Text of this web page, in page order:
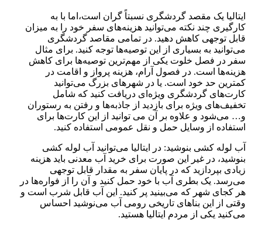
ایتالیا یک مقصد گردشگری نسبتاً گران است،اما با به
کارگیری چند نکته می‌توانید هزینه‌های سفر خود را به میزان
قابل توجهی کاهش دهید. در تمامی مقاصد گردشگری
می‌توانید به بسیاری از این توصیه‌ها توجه کنید. برای مثال
سفر در فصل خلوت یکی از مهم‌ترین توصیه‌ها برای کاهش
هزینه‌ها است. در فصول آرام، هزینه پرواز و اقامت در
کمترین حد خود است. یا در شهر‌های بزرگ می‌توانید
کارت‌های گردشگری ویژه‌ای دریافت کنید که شامل
تخفیف‌های ویژه برای بازدید از جاذبه‌ها و رفتن به رستوران
و… می‌شود و علاوه بر آن می توانید از این کارت‌ها برای
استفاده از وسایل حمل و نقل عمومی استفاده کنید.
آب لوله کشی بنوشید: در ایتالیا می‌توانید آب لوله کشی
بنوشید، در غیر این صورت برای خرید آب معدنی باید هزینه
زیادی بپردازید که در پایان سفر به مقدار قابل توجهی
می‌رسد. یک بطری آب با خود حمل کنید و آن را از فواره‌ها در
هر کجای شهر که می‌بینید پر کنید. این آب قابل شرب است و
وقتی از این بنا‌های تاریخی رومی آب می‌نوشید احساس
می‌کنید یکی از مردم ایتالیا هستید.